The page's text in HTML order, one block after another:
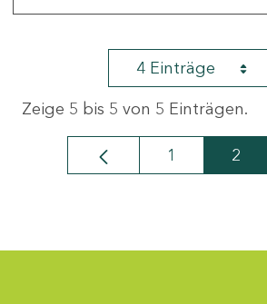
4 Einträge
Zeige 5 bis 5 von 5 Einträgen.
Seite
1 Seite
2